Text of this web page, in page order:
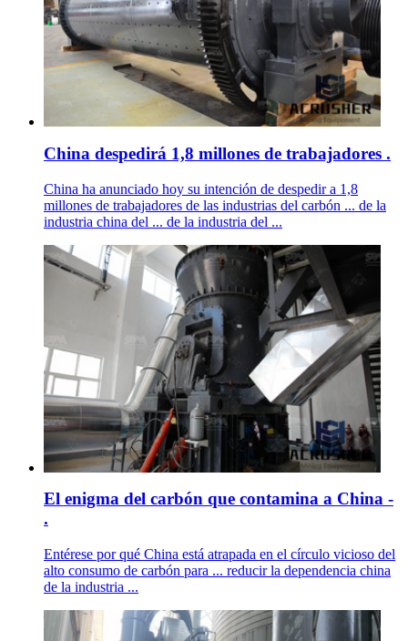
China despedirá 1,8 millones de trabajadores .
China ha anunciado hoy su intención de despedir a 1,8
millones de trabajadores de las industrias del carbón ... de la
industria china del ... de la industria del ...
El enigma del carbón que contamina a China -
.
Entérese por qué China está atrapada en el círculo vicioso del
alto consumo de carbón para ... reducir la dependencia china
de la industria ...